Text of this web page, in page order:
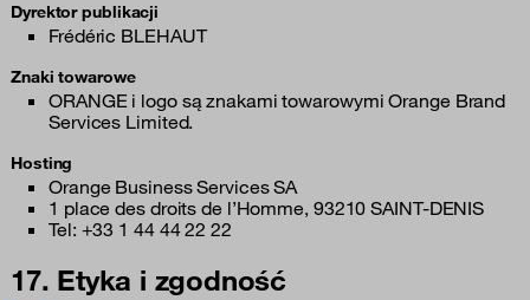
Dyrektor publikacji
Frédéric BLEHAUT
Znaki towarowe
ORANGE i logo są znakami towarowymi Orange Brand
Services Limited.
Hosting
Orange Business Services SA
1 place des droits de l’Homme, 93210 SAINT-DENIS
Tel: +33 1 44 44 22 22
17. Etyka i zgodność